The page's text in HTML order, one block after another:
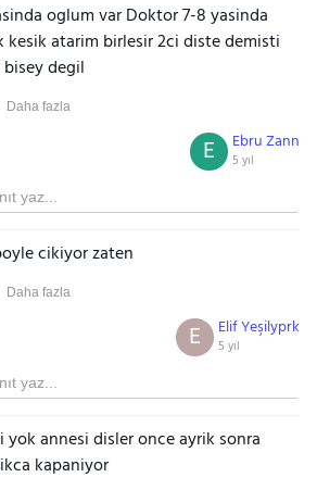
oglum var Doktor 7-8 yasinda
kesik atarim birlesir 2ci diste demisti
degil
Daha fazla
Ebru Zann
5 yıl
E
cikiyor zaten
Daha fazla
Elif Yeşilyprk
5 yıl
E
yok annesi disler once ayrik sonra
kapaniyor